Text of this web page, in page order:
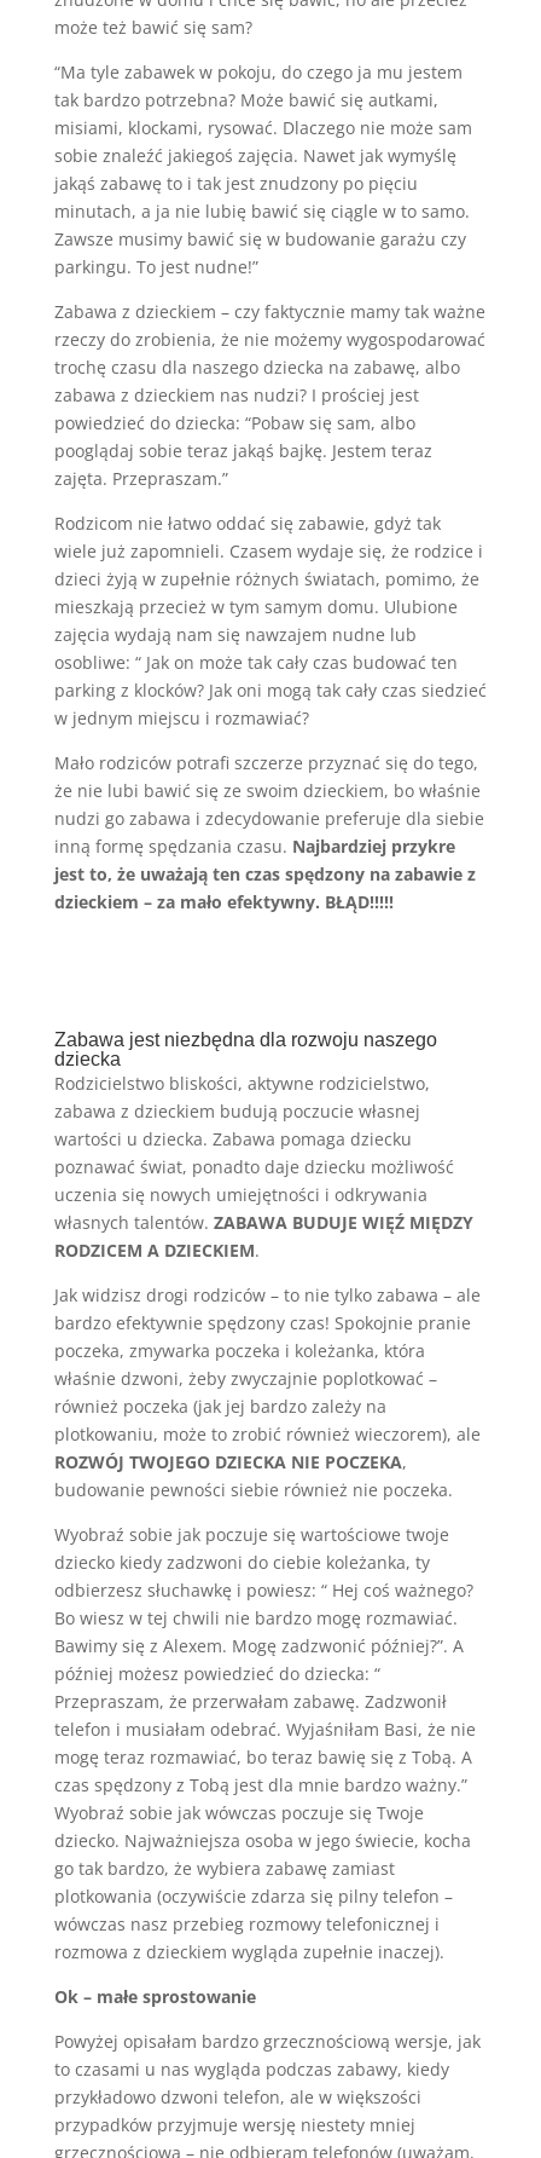
może też bawić się sam?
“Ma tyle zabawek w pokoju, do czego ja mu jestem
tak bardzo potrzebna? Może bawić się autkami,
misiami, klockami, rysować. Dlaczego nie może sam
sobie znaleźć jakiegoś zajęcia. Nawet jak wymyślę
jakąś zabawę to i tak jest znudzony po pięciu
minutach, a ja nie lubię bawić się ciągle w to samo.
Zawsze musimy bawić się w budowanie garażu czy
parkingu. To jest nudne!”
Zabawa z dzieckiem – czy faktycznie mamy tak ważne
rzeczy do zrobienia, że nie możemy wygospodarować
trochę czasu dla naszego dziecka na zabawę, albo
zabawa z dzieckiem nas nudzi? I prościej jest
powiedzieć do dziecka: “Pobaw się sam, albo
pooglądaj sobie teraz jakąś bajkę. Jestem teraz
zajęta. Przepraszam.”
Rodzicom nie łatwo oddać się zabawie, gdyż tak
wiele już zapomnieli. Czasem wydaje się, że rodzice i
dzieci żyją w zupełnie różnych światach, pomimo, że
mieszkają przecież w tym samym domu. Ulubione
zajęcia wydają nam się nawzajem nudne lub
osobliwe: “ Jak on może tak cały czas budować ten
parking z klocków? Jak oni mogą tak cały czas siedzieć
w jednym miejscu i rozmawiać?
Mało rodziców potrafi szczerze przyznać się do tego,
że nie lubi bawić się ze swoim dzieckiem, bo właśnie
nudzi go zabawa i zdecydowanie preferuje dla siebie
inną formę spędzania czasu. Najbardziej przykre
jest to, że uważają ten czas spędzony na zabawie z
dzieckiem – za mało efektywny. BŁĄD!!!!!
Zabawa jest niezbędna dla rozwoju naszego
dziecka
Rodzicielstwo bliskości, aktywne rodzicielstwo,
zabawa z dzieckiem budują poczucie własnej
wartości u dziecka. Zabawa pomaga dziecku
poznawać świat, ponadto daje dziecku możliwość
uczenia się nowych umiejętności i odkrywania
własnych talentów. ZABAWA BUDUJE WIĘŹ MIĘDZY
RODZICEM A DZIECKIEM.
Jak widzisz drogi rodziców – to nie tylko zabawa – ale
bardzo efektywnie spędzony czas! Spokojnie pranie
poczeka, zmywarka poczeka i koleżanka, która
właśnie dzwoni, żeby zwyczajnie poplotkować –
również poczeka (jak jej bardzo zależy na
plotkowaniu, może to zrobić również wieczorem), ale
ROZWÓJ TWOJEGO DZIECKA NIE POCZEKA,
budowanie pewności siebie również nie poczeka.
Wyobraź sobie jak poczuje się wartościowe twoje
dziecko kiedy zadzwoni do ciebie koleżanka, ty
odbierzesz słuchawkę i powiesz: “ Hej coś ważnego?
Bo wiesz w tej chwili nie bardzo mogę rozmawiać.
Bawimy się z Alexem. Mogę zadzwonić później?”. A
później możesz powiedzieć do dziecka: “
Przepraszam, że przerwałam zabawę. Zadzwonił
telefon i musiałam odebrać. Wyjaśniłam Basi, że nie
mogę teraz rozmawiać, bo teraz bawię się z Tobą. A
czas spędzony z Tobą jest dla mnie bardzo ważny.”
Wyobraź sobie jak wówczas poczuje się Twoje
dziecko. Najważniejsza osoba w jego świecie, kocha
go tak bardzo, że wybiera zabawę zamiast
plotkowania (oczywiście zdarza się pilny telefon –
wówczas nasz przebieg rozmowy telefonicznej i
rozmowa z dzieckiem wygląda zupełnie inaczej).
Ok – małe sprostowanie
Powyżej opisałam bardzo grzecznościową wersje, jak
to czasami u nas wygląda podczas zabawy, kiedy
przykładowo dzwoni telefon, ale w większości
przypadków przyjmuje wersję niestety mniej
grzecznościową – nie odbieram telefonów (uważam,